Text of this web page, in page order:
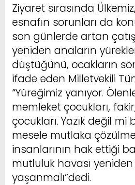
Ziyaret sırasında
esnafın sorunları da
son günlerde artan
yeniden anaların
düştüğünü, ocakların
ifade eden Milletvekili
“Yüreğimiz yanıyor.
memleket çocukları,
çocukları. Yazık değil mi
mesele mutlaka
insanlarının hak ettiği
mutluluk havası yeniden
yaşanmalı”dedi.